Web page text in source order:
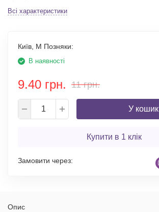
Всі характеристики
Київ, М Позняки:
В наявності
9.40 грн. 11 грн.
У кошик
Купити в 1 клік
Замовити через:
Опис